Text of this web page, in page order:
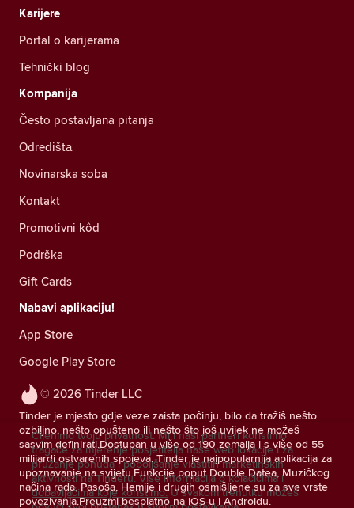
© 2026 Tinder LLC
Tinder je mjesto gdje veze zaista počinju, bilo da tražiš nešto
ozbiljno, nešto opušteno ili nešto što još uvijek ne možeš
sasvim definirati.Dostupan u više od 190 zemalja i s više od 55
milijardi ostvarenih spojeva, Tinder je najpopularnija aplikacija za
upoznavanje na svijetu.Funkcije poput Double Datea, Muzičkog
načina rada, Pasoša, Hemije i drugih osmišljene su za sve vrste
povezivanja.Preuzmi besplatno na iOS-u i Androidu.
Karijere
Portal o karijerama
Tehnički blog
Kompanija
Često postavljana pitanja
Odredištа
Novinarska soba
Kontakt
Promotivni kôd
Podrška
Gift Cards
Nabavi aplikaciju!
App Store
Google Play Store
Cijenimo tvoju privatnost. Mi i naši partneri koristimo
tragače za mjerenje posjetitelja naše web lokacije i za
pružanje ponuda i poboljšanje vlastitih marketinških
aktivnosti na Tinderu. Više informacija o kolačićima i
dobavljačima koje koristimo. U svakom trenutku možeš